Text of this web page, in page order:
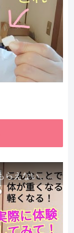
【究極の気付き】病院では教えてもらえない、その長年悩んできた痛み、症状、どうして治らないのか？痛みの正体、実際に今すぐ試して知ってほしい。